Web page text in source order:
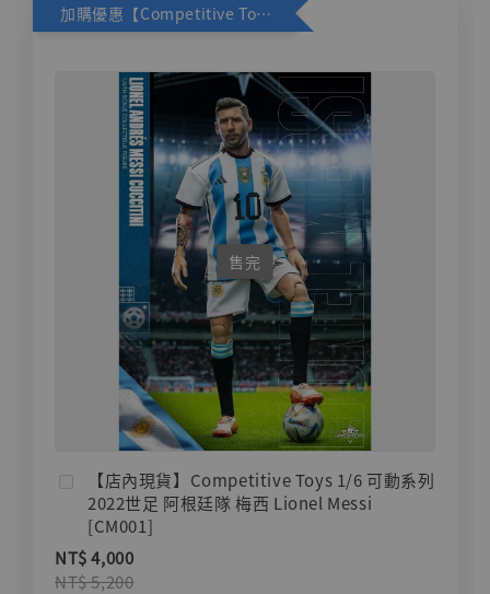
加購優惠【Competitive Toys 梅西 [CM001]】
售完
【店內現貨】Competitive Toys 1/6 可動系列
2022世足 阿根廷隊 梅西 Lionel Messi
[CM001]
NT$ 4,000
NT$ 5,200